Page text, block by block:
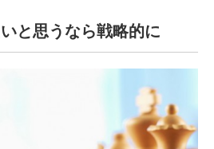
と思うなら戦略的に